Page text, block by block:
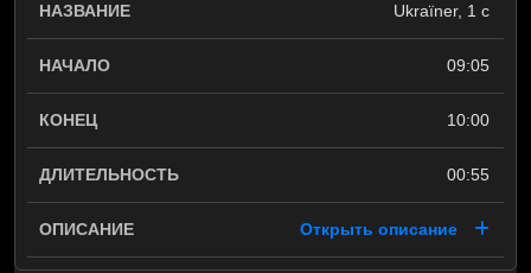
Ukraїner, 1 c
09:05
10:00
00:55
Открыть описание